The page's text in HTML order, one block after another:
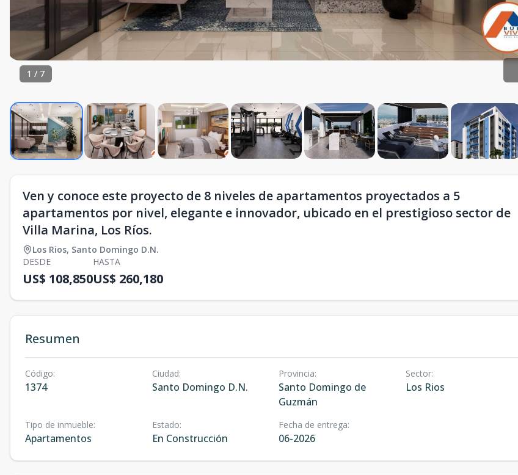
1 / 7
Ven y conoce este proyecto de 8 niveles de apartamentos proyectados a 5
apartamentos por nivel, elegante e innovador, ubicado en el prestigioso sector de
Villa Marina, Los Ríos.
Los Rios, Santo Domingo D.N.
DESDE
US$ 108,850
HASTA
US$ 260,180
Resumen
Código:
1374
Ciudad:
Santo Domingo D.N.
Provincia:
Santo Domingo de
Guzmán
Sector:
Los Rios
Tipo de inmueble:
Apartamentos
Estado:
En Construcción
Fecha de entrega:
06-2026